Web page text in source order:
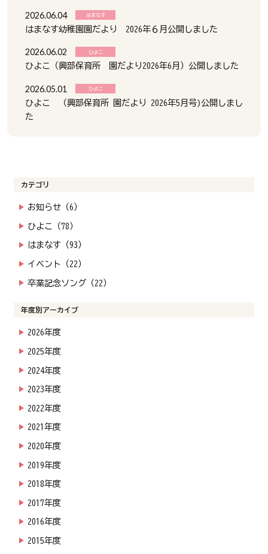
2026.06.04 はまなす
はまなす幼稚園園だより 2026年６月公開しました
2026.06.02 ひよこ
ひよこ（興部保育所 園だより2026年6月）公開しました
2026.05.01 ひよこ
ひよこ （興部保育所 園だより 2026年5月号)公開しまし
た
カテゴリ
お知らせ（6）
ひよこ（78）
はまなす（93）
イベント（22）
卒業記念ソング（22）
年度別アーカイブ
2026年度
2025年度
2024年度
2023年度
2022年度
2021年度
2020年度
2019年度
2018年度
2017年度
2016年度
2015年度